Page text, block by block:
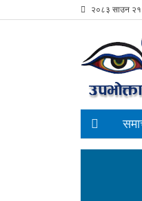
२०८३ साउन २१